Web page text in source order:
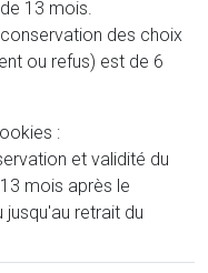
13 mois.
des choix
ou refus) est de 6
:
et validité du
mois après le
retrait du